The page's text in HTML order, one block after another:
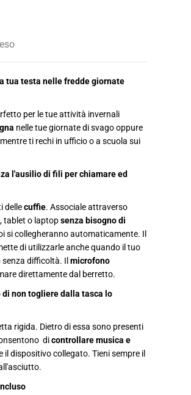
tua testa nelle fredde giornate
per le tue attività invernali
nelle tue giornate di svago oppure
ti rechi in ufficio o a scuola sui
l'ausilio di fili per chiamare ed
dellecuffie. Associale attraverso
tablet o laptopsenza bisogno di
si collegheranno automaticamente. Il
di utilizzarle anche quando il tuo
difficoltà. Il microfono
direttamente dal berretto.
non togliere dalla tasca lo
rigida. Dietro di essa sono presenti
dicontrollare musica e
il dispositivo collegato. Tieni sempre il